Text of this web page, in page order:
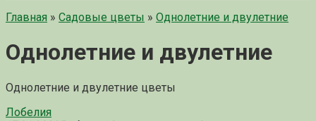
Главная » Садовые цветы » Однолетние и двулетние
Однолетние и двулетние
Однолетние и двулетние цветы
Лобелия